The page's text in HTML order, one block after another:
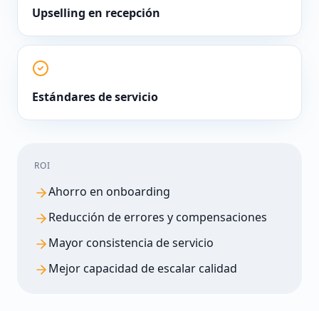
Upselling en recepción
Estándares de servicio
ROI
Ahorro en onboarding
Reducción de errores y compensaciones
Mayor consistencia de servicio
Mejor capacidad de escalar calidad